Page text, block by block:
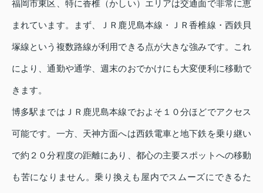
福岡市東区、特に香椎（かしい）エリアは交通面で非常に恵
まれています。まず、ＪＲ鹿児島本線・ＪＲ香椎線・西鉄貝
塚線という複数路線が利用できる点が大きな強みです。これ
により、通勤や通学、週末のおでかけにも大変便利に移動で
きます。
博多駅まではＪＲ鹿児島本線でおよそ１０分ほどでアクセス
可能です。一方、天神方面へは西鉄電車と地下鉄を乗り継い
で約２０分程度の距離にあり、都心の主要スポットへの移動
も苦になりません。乗り換えも屋内でスムーズにできるた